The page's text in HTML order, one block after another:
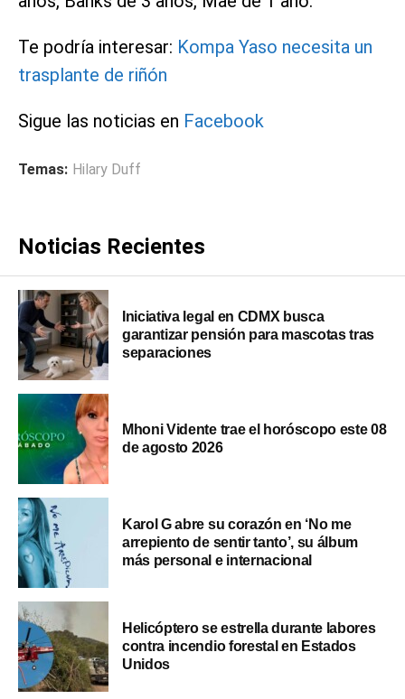
Te podría interesar: Kompa Yaso necesita un
trasplante de riñón
Sigue las noticias en Facebook
Temas: Hilary Duff
Noticias Recientes
Iniciativa legal en CDMX busca
garantizar pensión para mascotas tras
separaciones
Mhoni Vidente trae el horóscopo este 08
de agosto 2026
Karol G abre su corazón en ‘No me
arrepiento de sentir tanto’, su álbum
más personal e internacional
Helicóptero se estrella durante labores
contra incendio forestal en Estados
Unidos